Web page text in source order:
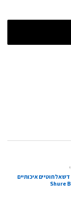
דש אלחוטיים איכותיים
Shure